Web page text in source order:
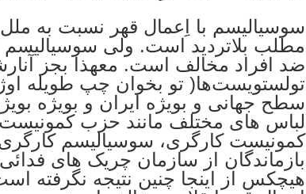
سوسياليسم با اِعمال قهر نسبت به
مطلب بلاترديد است. ولى سوسياليسم
ضد افراد مخالف است. معهذا بجز
تولستويست‌ها( تو بخوان چپ طویله
سطح جهانی و بویژه ایران و بویژه
لباس های مختلف مانند حزب کمونیست
کمونیست کارگری، سوسیالیسم
بازماندگان از سازمان چریک های
هيچکس از اينجا چنين نتيجه نگرفته